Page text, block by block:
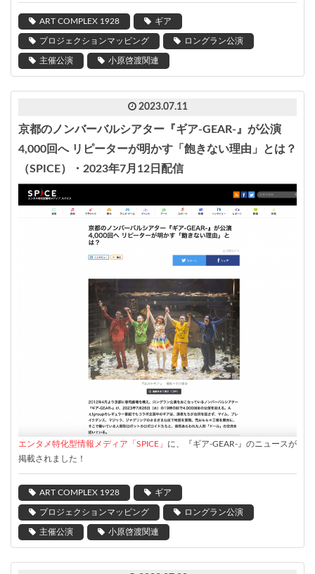
ART COMPLEX 1928 ギア
プロジェクションマッピング ロングラン公演
主催公演 小原啓渡関連
2023.07.11
京都のノンバーバルシアター『ギア-GEAR-』が公演
4,000回へ リピーターが明かす「飽きない理由」とは？
（SPICE）・2023年7月12日配信
エンタメ特化型情報メディア「 SPICE 」 に、『ギア-GEAR- 』のニュースが
掲載されました！
ART COMPLEX 1928 ギア
プロジェクションマッピング ロングラン公演
主催公演 小原啓渡関連